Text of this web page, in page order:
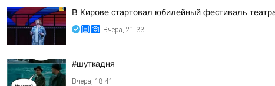
В Кирове стартовал юбилейный фестиваль
Вчера, 21:33
#шуткадня
Вчера, 18:41